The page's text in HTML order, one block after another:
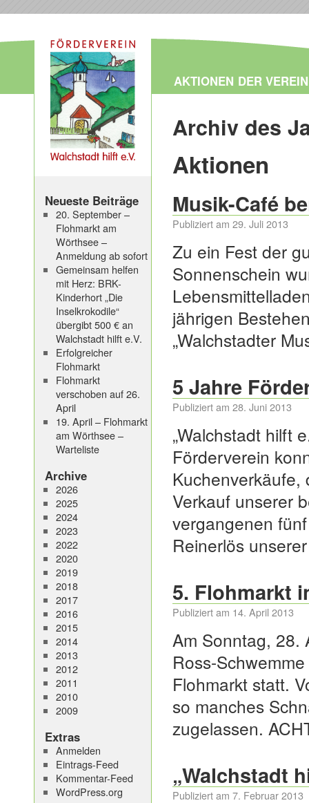
AKTIONEN DER VEREIN
Archiv des
Aktionen
Musik-Café
Publiziert am 29. Juli 2013
Zu ein Fest der
Sonnenschein
jährigen
„Walchstadter
5 Jahre
Publiziert am 28. Juni 2013
„Walchstadt hilft
Förderverein
Verkauf unserer
vergangenen
Reinerlös
5. Flohmarkt
Publiziert am 14. April 2013
Am Sonntag, 28.
Ross-
Flohmarkt statt.
so manches
zugelassen.
„Walchstadt
Publiziert am 7. Februar 2013
Neueste Beiträge
20. September –
Flohmarkt am
Wörthsee –
Anmeldung ab sofort
Gemeinsam helfen
mit Herz: BRK-
Kinderhort „Die
Inselkrokodile“
übergibt 500 € an
Walchstadt hilft e.V.
Erfolgreicher
Flohmarkt
Flohmarkt
verschoben auf 26.
April
19. April – Flohmarkt
am Wörthsee –
Warteliste
Archive
2026
2025
2024
2023
2022
2020
2019
2018
2017
2016
2015
2014
2013
2012
2011
2010
2009
Extras
Anmelden
Eintrags-Feed
Kommentar-Feed
WordPress.org